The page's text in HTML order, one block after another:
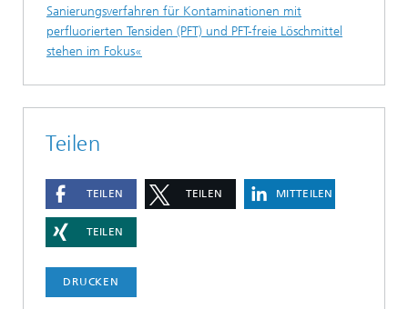
Sanierungsverfahren für Kontaminationen mit
perfluorierten Tensiden (PFT) und PFT-freie Löschmittel
stehen im Fokus«
Teilen
TEILEN TEILEN MITTEILEN
TEILEN
DRUCKEN